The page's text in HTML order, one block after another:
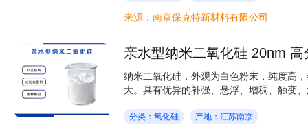
来源：南京保克特新材料有限公司
亲水型纳米二氧化硅 20nm
纳米二氧化硅，外观为白色粉末，纯度高
大。具有优异的补强、悬浮、增稠、触变
分类：氧化硅 产地：江苏南京